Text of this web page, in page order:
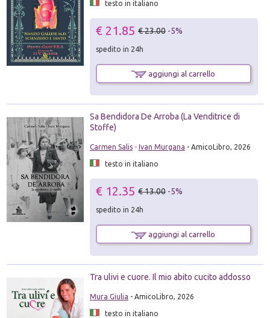
testo in italiano
€ 21.85 € 23.00 -5%
spedito in 24h
aggiungi al carrello
Sa Bendidora De Arroba (La Venditrice di
Stoffe)
Carmen Salis- Ivan Murgana - AmicoLibro, 2026
testo in italiano
€ 12.35 € 13.00 -5%
spedito in 24h
aggiungi al carrello
Tra ulivi e cuore. Il mio abito cucito addosso
Mura Giulia - AmicoLibro, 2026
testo in italiano